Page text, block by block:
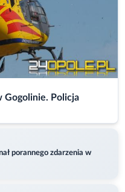
Gogolinie. Policja
porannego zdarzenia w